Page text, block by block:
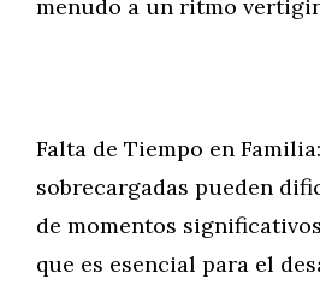
menudo a un ritmo
Falta de Tiempo en
sobrecargadas pueden
de momentos
que es esencial para el